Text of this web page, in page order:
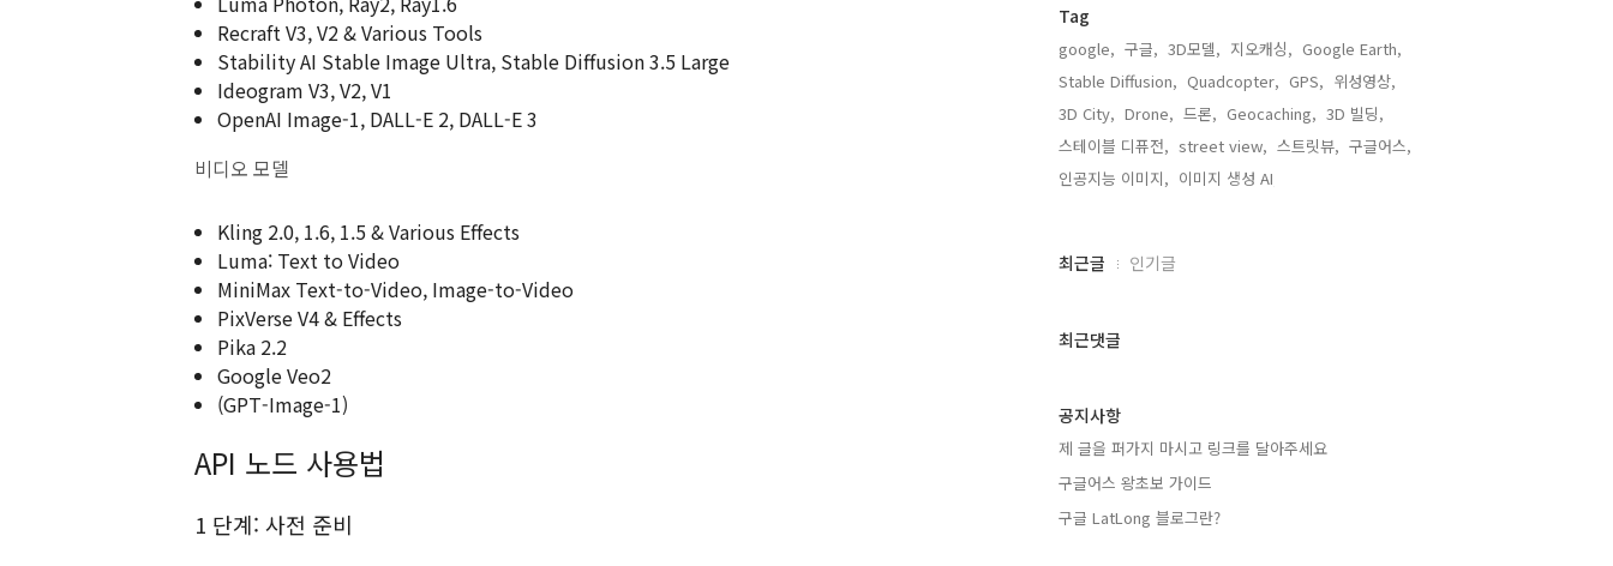
Recraft V3, V2 & Various Tools
Stability AI Stable Image Ultra, Stable Diffusion 3.5 Large
Ideogram V3, V2, V1
OpenAI Image-1, DALL-E 2, DALL-E 3
비디오 모델
Kling 2.0, 1.6, 1.5 & Various Effects
Luma: Text to Video
MiniMax Text-to-Video, Image-to-Video
PixVerse V4 & Effects
Pika 2.2
Google Veo2
(GPT-Image-1)
API 노드 사용법
1 단계: 사전 준비
Tag
google, 구글, 3D모델, 지오캐싱, Google Earth,
Stable Diffusion, Quadcopter, GPS, 위성영상,
3D City, Drone, 드론, Geocaching, 3D 빌딩,
스테이블 디퓨전, street view, 스트릿뷰, 구글어스,
인공지능 이미지, 이미지 생성 AI,
최
과
글
최근글 인기글
최근댓글
공지사항
제 글을 퍼가지 마시고 링크를 달아주세요
구글어스 왕초보 가이드
구글 LatLong 블로그란?